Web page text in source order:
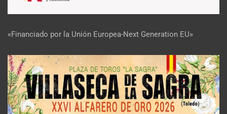
«Financiado por la Unión Europea-Next Generation EU»